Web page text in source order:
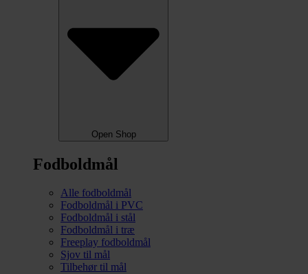
Open Shop
Fodboldmål
Alle fodboldmål
Fodboldmål i PVC
Fodboldmål i stål
Fodboldmål i træ
Freeplay fodboldmål
Sjov til mål
Tilbehør til mål